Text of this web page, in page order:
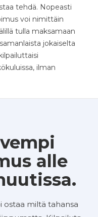
tehdä. Nopeasti
voi nimittäin
tulla maksamaan
jokaiselta
ilman
alle
ostaa miltä tahansa